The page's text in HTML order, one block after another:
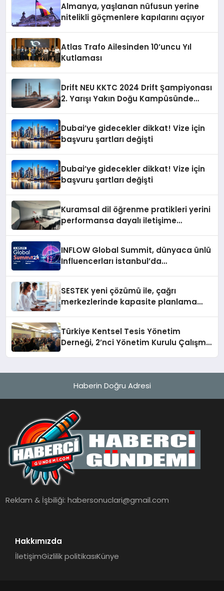
Almanya, yaşlanan nüfusun yerine
nitelikli göçmenlere kapılarını açıyor
Atlas Trafo Ailesinden 10’uncu Yıl
Kutlaması
Drift NEU KKTC 2024 Drift Şampiyonası
2. Yarışı Yakın Doğu Kampüsünde
Dubai’ye gidecekler dikkat! Vize için
başvuru şartları değişti
Dubai’ye gidecekler dikkat! Vize için
başvuru şartları değişti
Kuramsal dil öğrenme pratikleri yerini
performansa dayalı iletişime
INFLOW Global Summit, dünyaca ünlü
Influencerları İstanbul’da
SESTEK yeni çözümü ile, çağrı
merkezlerinde kapasite planlama
Türkiye Kentsel Tesis Yönetim
Derneği, 2’nci Yönetim Kurulu Çalışma
Haberin Doğru Adresi
Reklam & İşbiliği:habersonuclari@gmail.com
Hakkımızda
İletişimGizlilik politikasıKünye